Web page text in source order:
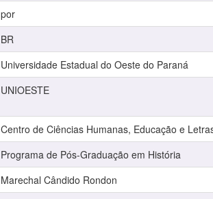
por
BR
Universidade Estadual do Oeste do Paraná
UNIOESTE
Centro de Ciências Humanas, Educação e
Programa de Pós-Graduação em História
Marechal Cândido Rondon